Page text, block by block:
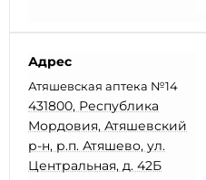
Адрес
Атяшевская аптека №14
431800, Республика
Мордовия, Атяшевский
р-н, р.п. Атяшево, ул.
Центральная, д. 42Б